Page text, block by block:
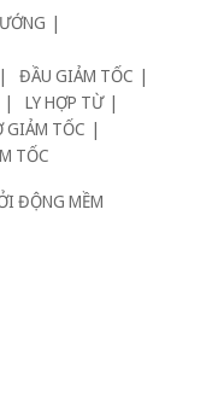
ĐẦU GIẢM TỐC
LY HỢP TỪ
GIẢM TỐC
TỐC
ĐỘNG MỀM